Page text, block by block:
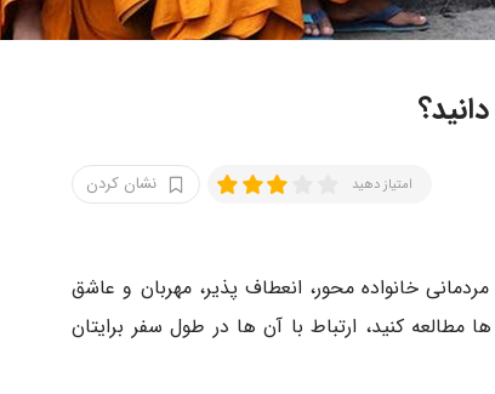
امتیاز دهید نشان کردن
خانواده محور، انعطاف پذیر، مهربان و عاشق
کنید، ارتباط با آن ها در طول سفر برایتان